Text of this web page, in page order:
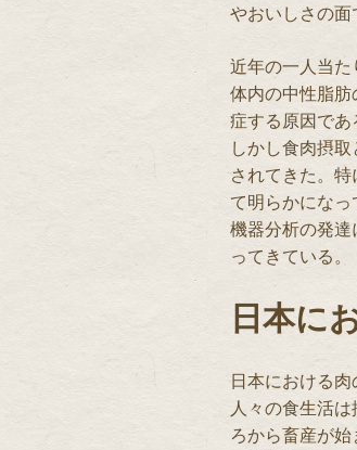
やおいしさの面
近年の一人当
体内の中性脂
症する原因であ
しかし食肉摂
されてきた。
て明らかになっ
機器分析の発
ってきている。
日本に
日本における
人々の食生活
ろから畜産が